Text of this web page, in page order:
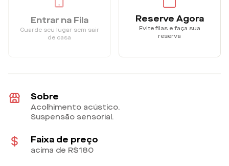
Entrar na Fila
Guarde seu lugar sem sair
de casa
Reserve Agora
Evite filas e faça sua
reserva
Sobre
Acolhimento acústico.
Suspensão sensorial.
Faixa de preço
acima de R$180